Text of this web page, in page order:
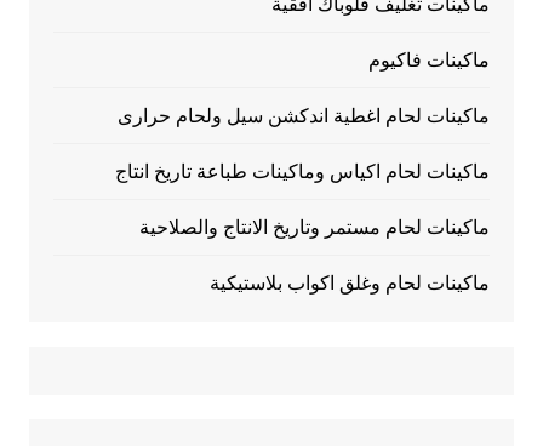
ماكينات فاكيوم
ماكينات لحام اغطية اندكشن سيل ولحام حرارى
ماكينات لحام اكياس وماكينات طباعة تاريخ انتاج
ماكينات لحام مستمر وتاريخ الانتاج والصلاحية
ماكينات لحام وغلق اكواب بلاستيكية